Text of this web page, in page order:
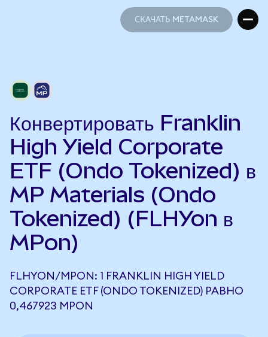
СКАЧАТЬ METAMASK
Конвертировать Franklin
High Yield Corporate
ETF (Ondo Tokenized) в
MP Materials (Ondo
Tokenized) (FLHYon в
MPon)
FLHYON/MPON: 1 FRANKLIN HIGH YIELD
CORPORATE ETF (ONDO TOKENIZED) РАВНО
0,467923 MPON